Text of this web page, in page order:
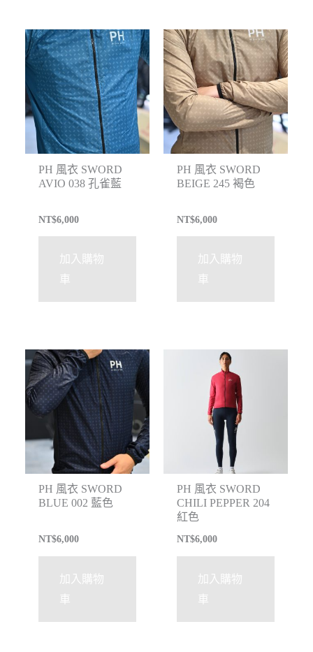
PH 風衣 SWORD
AVIO 038 孔雀藍
NT$6,000
加入購物
車
PH 風衣 SWORD
BEIGE 245 褐色
NT$6,000
加入購物
車
PH 風衣 SWORD
BLUE 002 藍色
NT$6,000
加入購物
車
PH 風衣 SWORD
CHILI PEPPER 204
紅色
NT$6,000
加入購物
車